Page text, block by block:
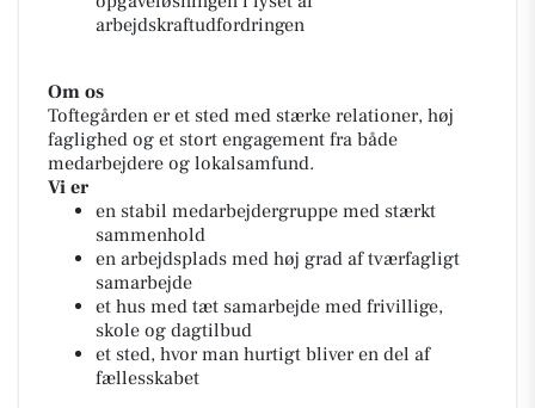
arbejdskraftudfordringen
Om os
Toftegården er et sted med stærke relationer, høj
faglighed og et stort engagement fra både
medarbejdere og lokalsamfund.
Vi er
en stabil medarbejdergruppe med stærkt
sammenhold
en arbejdsplads med høj grad af tværfagligt
samarbejde
et hus med tæt samarbejde med frivillige,
skole og dagtilbud
et sted, hvor man hurtigt bliver en del af
fællesskabet